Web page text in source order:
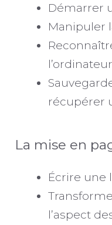
Démarrer
Manipuler
l’ordinateur
récupérer
La mise en
Écrire une
l’aspect